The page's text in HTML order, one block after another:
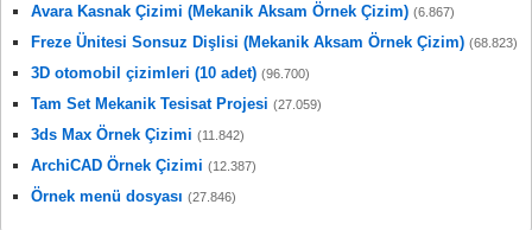
Avara Kasnak Çizimi (Mekanik Aksam Örnek Çizim) (6.867)
Freze Ünitesi Sonsuz Dişlisi (Mekanik Aksam Örnek Çizim) (68.823)
3D otomobil çizimleri (10 adet) (96.700)
Tam Set Mekanik Tesisat Projesi (27.059)
3ds Max Örnek Çizimi (11.842)
ArchiCAD Örnek Çizimi (12.387)
Örnek menü dosyası (27.846)